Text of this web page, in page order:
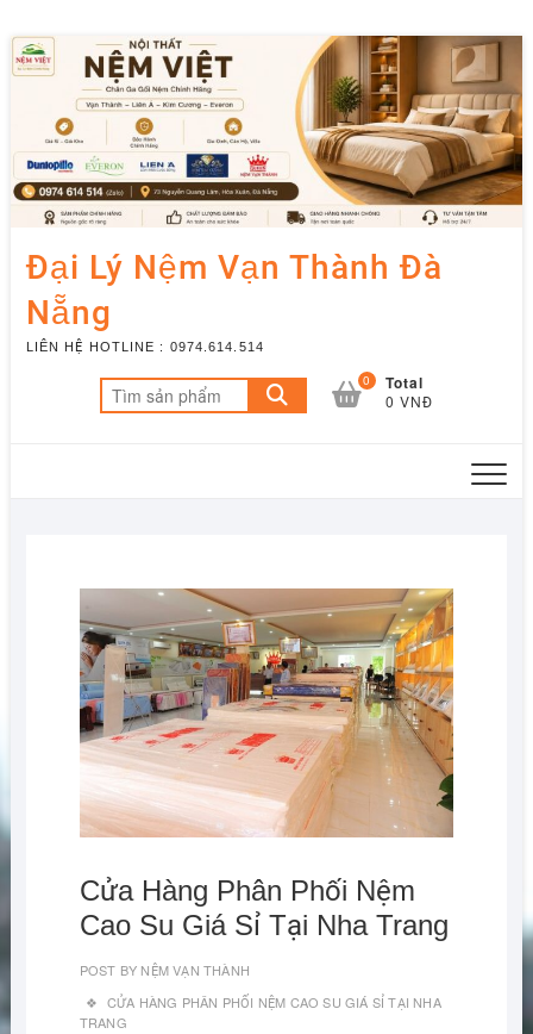
Skip
to
Đại Lý Nệm Vạn Thành Đà
Nẵng
LIÊN HỆ HOTLINE : 0974.614.514
Tìm
kiếm:
0 Total
0 VNĐ
Cửa Hàng Phân Phối Nệm
Cao Su Giá Sỉ Tại Nha Trang
POST BY NỆM VẠN THÀNH
CỬA HÀNG PHÂN PHỐI NỆM CAO SU GIÁ SỈ TẠI NHA
TRANG